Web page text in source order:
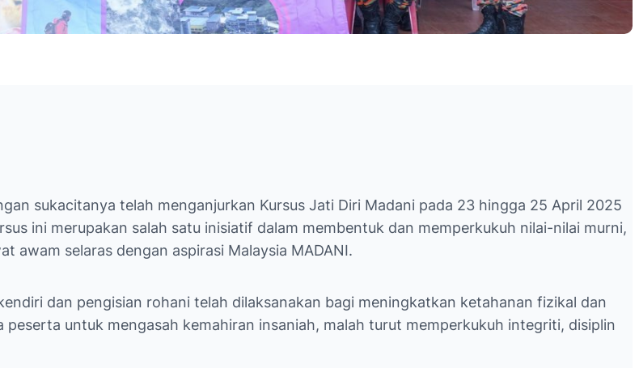
sukacitanya telah menganjurkan Kursus Jati Diri Madani pada 23 hingga 25 April 2025
ini merupakan salah satu inisiatif dalam membentuk dan memperkukuh nilai-nilai murni,
awam selaras dengan aspirasi Malaysia MADANI.
dan pengisian rohani telah dilaksanakan bagi meningkatkan ketahanan fizikal dan
untuk mengasah kemahiran insaniah, malah turut memperkukuh integriti, disiplin